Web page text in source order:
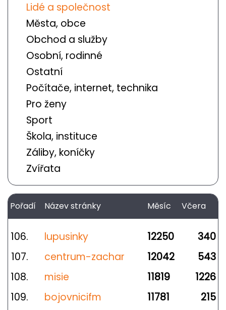
Lidé a společnost
Města, obce
Obchod a služby
Osobní, rodinné
Ostatní
Počítače, internet, technika
Pro ženy
Sport
Škola, instituce
Záliby, koníčky
Zvířata
Pořadí Název stránky Měsíc Včera
106. lupusinky 12250
340
107.
centrum-zachar 12042
543
108.
misie 11819
1226
109.
bojovnicifm 11781
215